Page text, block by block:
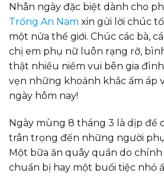
Nhân ngày đặc biệt dành cho
Trống An Nam xin gửi lời chúc
một nửa thế giới. Chúc các bà,
chị em phụ nữ luôn rạng rỡ,
thật nhiều niềm vui bên gia
vẹn những khoảnh khắc ấm áp
ngày hôm nay!
Ngày mùng 8 tháng 3 là dịp để
trân trọng đến những người
Một bữa ăn quây quần do
chuẩn bị hay một buổi tiệc nhỏ